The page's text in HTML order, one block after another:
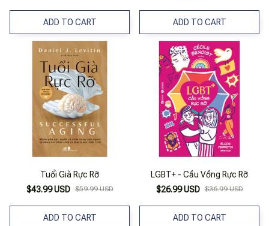
ADD TO CART ADD TO CART
Tuổi Già Rực Rỡ
$43.99 USD $59.99 USD
ADD TO CART
LGBT+ - Cầu Vồng Rực Rỡ
$26.99 USD $36.99 USD
ADD TO CART